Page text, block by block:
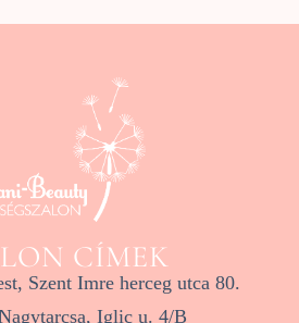
CÍMEK
Szent Imre herceg utca 80.
Iglic u. 4/B